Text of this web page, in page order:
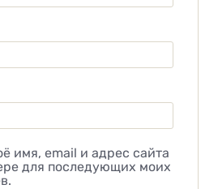
имя, email и адрес сайта
для последующих моих